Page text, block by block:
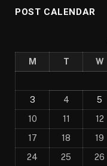
POST CALENDAR
M T W
3
4 5
10
11 12
17
18 19
24
25 26